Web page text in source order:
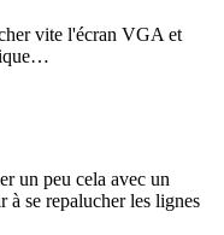
vite l'écran VGA et
un peu cela avec un
à se repalucher les lignes